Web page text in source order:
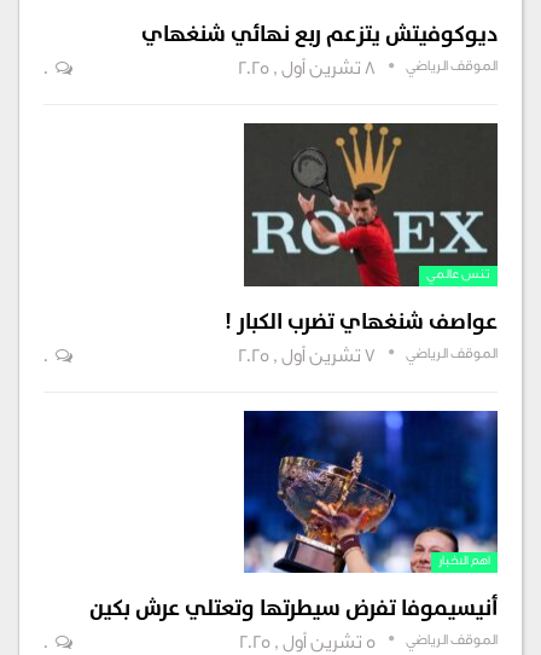
ديوكوفيتش يتزعم ربع نهائي شنغهاي
الموقف الرياضي 0
تنس عالمي
عواصف شنغهاي تضرب الكبار !
الموقف الرياضي 0
اهم الاخبار
أنيسيموفا تفرض سيطرتها وتعتلي عرش بكين
الموقف الرياضي 0